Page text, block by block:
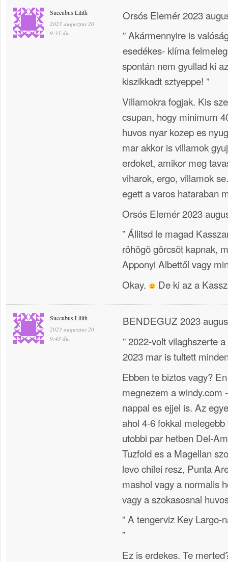
Succubus Lilith
2023 augusztus 20
9:31 du.
Orsós Elemér 2023
” Akármennyire is
esedékes- klíma
spontán nem gyullad ki
kiszikkadt sztyeppe! ”
Villamokra fogjak. Kis
csupan, hogy minimum
huvos nyar kozep es
mar akkor is villamok
erdoket, amikor meg
viharok, ergo, villamok
egett a varos hataraban
Orsós Elemér 2023
” Állitsd le magad
röhögö görcsöt kapnak,
Apponyi Albettől vagy
Okay.
De ki az a
Succubus Lilith
2023 augusztus 20
9:43 du.
BENDEGUZ 2023
” 2022-volt vilaghszerte
2023 mar is tultett
Ebben te biztos vagy?
megnezem a windy.com
nappal es ejjel is. Az
ahol 4-6 fokkal melegebb
utobbi par hetben Del-
Tuzfold es a Magellan
levo chilei resz, Punta
mashol vagy a normalis
vagy a szokasosnal
” A tengerviz Key
”
Ez is erdekes. Te